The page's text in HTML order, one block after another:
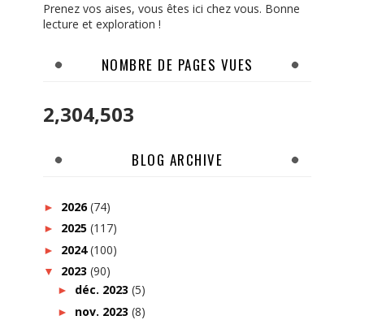
Prenez vos aises, vous êtes ici chez vous. Bonne
lecture et exploration !
NOMBRE DE PAGES VUES
2,304,503
BLOG ARCHIVE
► 2026(74)
► 2025 (117)
► 2024(100)
▼ 2023 (90)
► déc. 2023 (5)
► nov. 2023 (8)